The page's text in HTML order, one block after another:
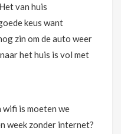
van huis
keus want
zin om de auto weer
het huis is vol met
is moeten we
week zonder internet?